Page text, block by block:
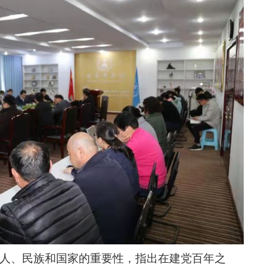
、民族和国家的重要性，指出在建党百年之